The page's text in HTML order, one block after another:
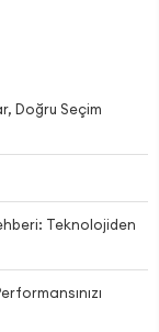
Doğru Seçim
Teknolojiden